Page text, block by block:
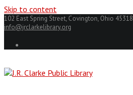
Skip to content
102 East Spring Street, Covington, Ohio 45318
info@jrclarkelibrary.org